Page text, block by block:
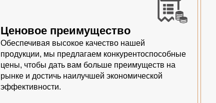
Ценовое преимущество
Обеспечивая высокое качество нашей
продукции, мы предлагаем конкурентоспособные
цены, чтобы дать вам больше преимуществ на
рынке и достичь наилучшей экономической
эффективности.